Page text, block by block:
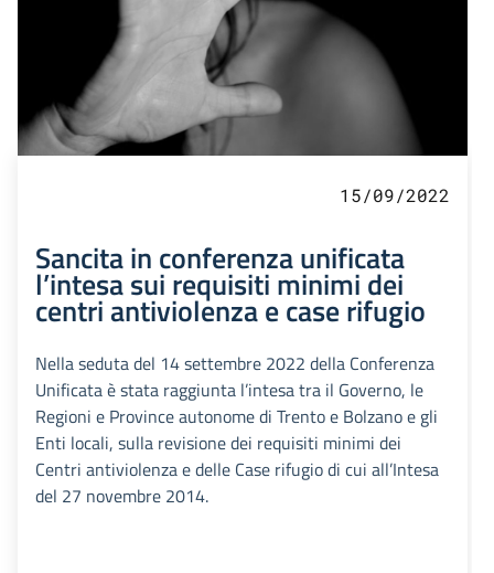
15/09/2022
Sancita in conferenza unificata
l’intesa sui requisiti minimi dei
centri antiviolenza e case rifugio
Nella seduta del 14 settembre 2022 della Conferenza
Unificata è stata raggiunta l’intesa tra il Governo, le
Regioni e Province autonome di Trento e Bolzano e gli
Enti locali, sulla revisione dei requisiti minimi dei
Centri antiviolenza e delle Case rifugio di cui all’Intesa
del 27 novembre 2014.